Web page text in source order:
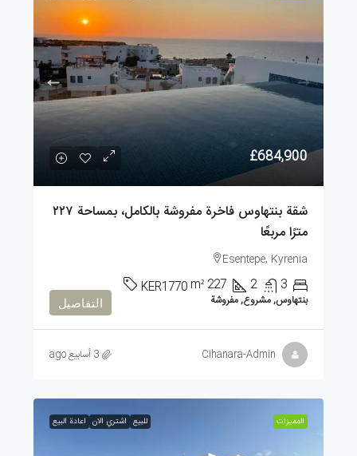
£684,900
شقة بنتهاوس فاخرة مفروشة بالكامل، بمساحة ٢٢٧
مترًا مربعًا
Esentepe, Kyrenia
3
2
227
m²
KER1770
بنتهاوس, مشروع, مفروشة التفاصيل
Cihanara-Admin 3 أسابيع ago
الممیزات للبيع اشتري الان اعادة البيع